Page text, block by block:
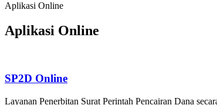
Aplikasi Online
Aplikasi Online
SP2D Online
Layanan Penerbitan Surat Perintah Pencairan Dana